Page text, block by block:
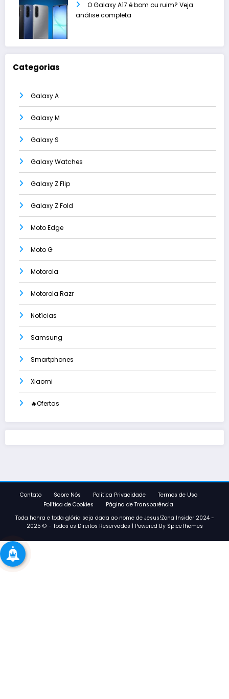
O Galaxy A17 é bom ou ruim? Veja
análise completa
Categorias
Galaxy A
Galaxy M
Galaxy S
Galaxy Watches
Galaxy Z Flip
Galaxy Z Fold
Moto Edge
Moto G
Motorola
Motorola Razr
Notícias
Samsung
Smartphones
Xiaomi
🔥Ofertas
Contato Sobre Nós Política Privacidade
Termos de Uso
Política de Cookies
Página de Transparência
Toda honra e toda glória seja dada ao nome de Jesus!Zona Insider 2024 -
2025 © - Todos os Direitos Reservados | Powered By SpiceThemes